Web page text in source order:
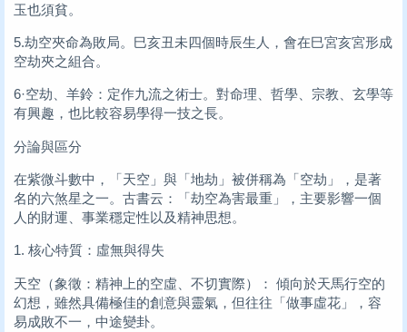
玉也須貧。
5.劫空夾命為敗局。巳亥丑未四個時辰生人，會在巳宮亥宮形成
空劫夾之組合。
6·空劫、羊鈴：定作九流之術士。對命理、哲學、宗教、玄學等
有興趣，也比較容易學得一技之長。
分論與區分
在紫微斗數中，「天空」與「地劫」被併稱為「空劫」，是著
名的六煞星之一。古書云：「劫空為害最重」，主要影響一個
人的財運、事業穩定性以及精神思想。
1. 核心特質：虛無與得失
天空（象徵：精神上的空虛、不切實際）： 傾向於天馬行空的
幻想，雖然具備極佳的創意與靈氣，但往往「做事虛花」，容
易成敗不一，中途變卦。